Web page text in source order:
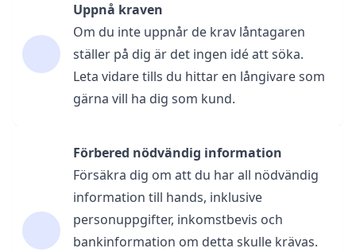
Uppnå kraven
Om du inte uppnår de krav låntagaren
ställer på dig är det ingen idé att söka.
Leta vidare tills du hittar en långivare som
gärna vill ha dig som kund.
Förbered nödvändig information
Försäkra dig om att du har all nödvändig
information till hands, inklusive
personuppgifter, inkomstbevis och
bankinformation om detta skulle krävas.